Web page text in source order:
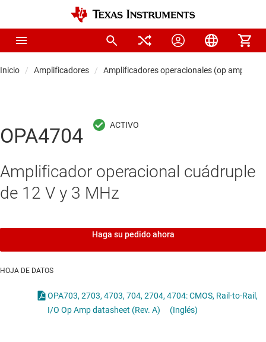
Inicio Amplificadores Amplificadores operacionales (op amps)
OPA4704
Amplificador operacional cuádruple
de 12 V y 3 MHz
Haga su pedido ahora
HOJA DE DATOS
OPA703, 2703, 4703, 704, 2704, 4704: CMOS, Rail-to-Rail,
I/O Op Amp datasheet (Rev. A)
(Inglés)